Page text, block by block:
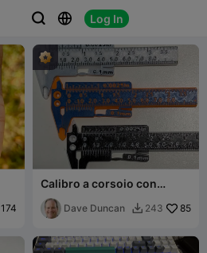
  Log In
 
174
Calibro a corsoio con
morsetto (calibro tascabile
stampabile con morsetto)
Dave Duncan  243 85